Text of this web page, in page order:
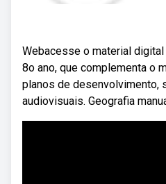
Webacesse o material
8o ano, que complementa o
planos de desenvolvimento,
audiovisuais. Geografia